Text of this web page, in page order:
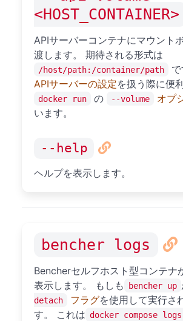
<HOST_CONTAINER>
APIサーバーコンテナにマウント
渡します。 期待される形式は
/host/path:/container/path
APIサーバーの設定を扱う際に便
docker run の --volume オプ
います。
--help
ヘルプを表示します。
bencher logs
Bencherセルフホスト型コンテナ
表示します。 もしも
bencher up
detach
フラグを使用して実行さ
す。 これは docker compose logs